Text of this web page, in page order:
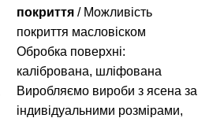
покриття/ Можливість
покриття масловіском
Обробка поверхні:
калібрована, шліфована
Виробляємо вироби з ясена за
індивідуальними розмірами,